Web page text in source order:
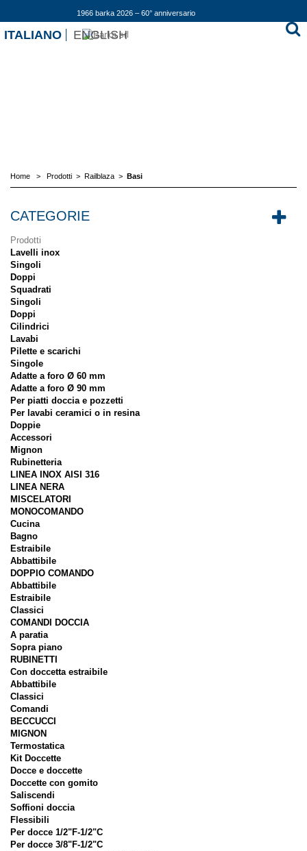
1966 barka 2026 – 60° anniversario
ITALIANO ENGLISH
Home > Prodotti > Railblaza > Basi
CATEGORIE
Prodotti
Lavelli inox
Singoli
Doppi
Squadrati
Singoli
Doppi
Cilindrici
Lavabi
Pilette e scarichi
Singole
Adatte a foro Ø 60 mm
Adatte a foro Ø 90 mm
Per piatti doccia e pozzetti
Per lavabi ceramici o in resina
Doppie
Accessori
Mignon
Rubinetteria
LINEA INOX AISI 316
LINEA NERA
MISCELATORI
MONOCOMANDO
Cucina
Bagno
Estraibile
Abbattibile
DOPPIO COMANDO
Abbattibile
Estraibile
Classici
COMANDI DOCCIA
A paratia
Sopra piano
RUBINETTI
Con doccetta estraibile
Abbattibile
Classici
Comandi
BECCUCCI
MIGNON
Termostatica
Kit Doccette
Docce e doccette
Doccette con gomito
Saliscendi
Soffioni doccia
Flessibili
Per docce 1/2"F-1/2"C
Per docce 3/8"F-1/2"C